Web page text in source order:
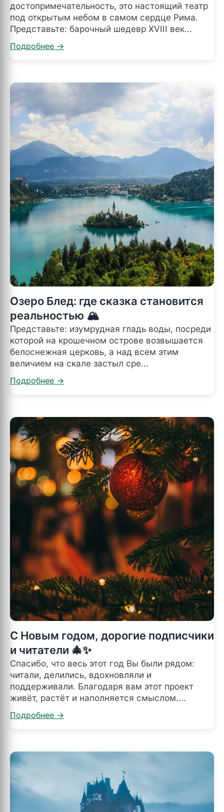
достопримечательность, это настоящий театр
под открытым небом в самом сердце Рима.
Представьте: барочный шедевр XVIII век...
Озеро Блед: где сказка становится
реальностью 🏔️
Представьте: изумрудная гладь воды, посреди
которой на крошечном острове возвышается
белоснежная церковь, а над всем этим
величием на скале застыл сре...
С Новым годом, дорогие подписчики
и читатели 🎄✨
Спасибо, что весь этот год Вы были рядом:
читали, делились, вдохновляли и
поддерживали. Благодаря вам этот проект
живёт, растёт и наполняется смыслом....